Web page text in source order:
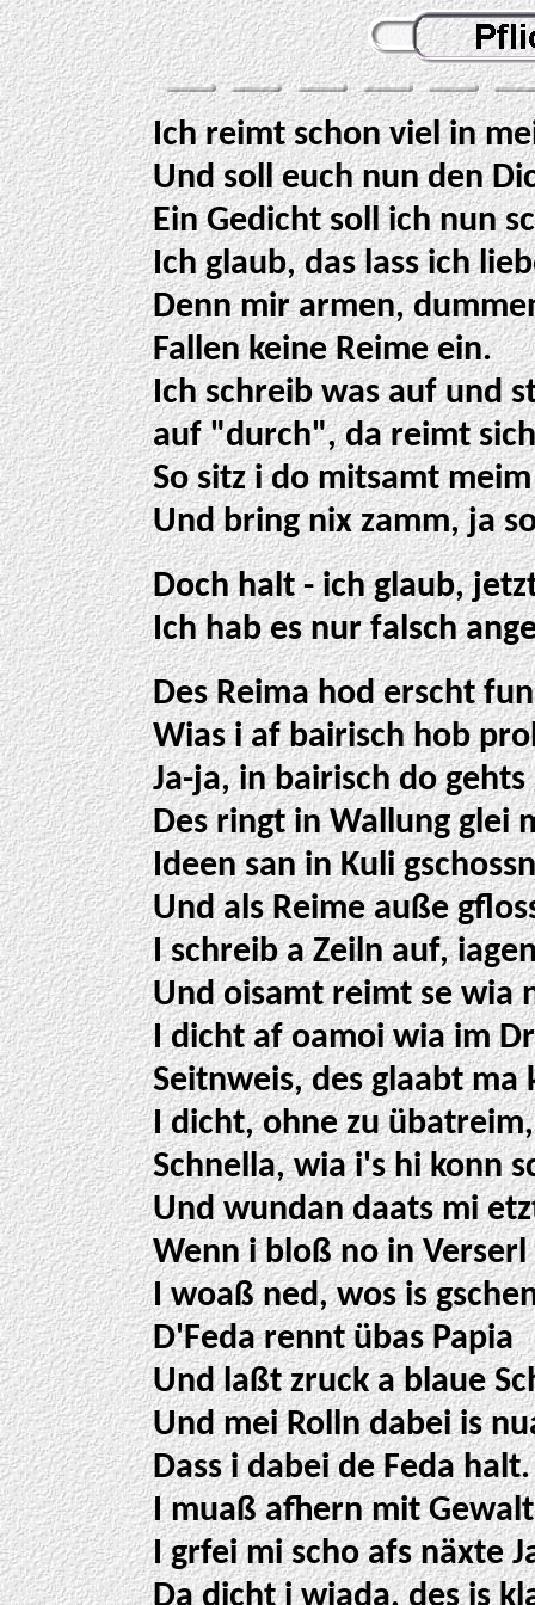
Ich reimt schon viel in
Und soll euch nun den
Ein Gedicht soll ich nun
Ich glaub, das lass ich
Denn mir armen,
Fallen keine Reime ein.
Ich schreib was auf und
auf "durch", da reimt
So sitz i do mitsamt
Und bring nix zamm, ja
Doch halt - ich glaub,
Ich hab es nur falsch
Des Reima hod erscht
Wias i af bairisch hob
Ja-ja, in bairisch do gehts
Des ringt in Wallung glei
Ideen san in Kuli gschossn
Und als Reime auße
I schreib a Zeiln auf,
Und oisamt reimt se wia
I dicht af oamoi wia im
Seitnweis, des glaabt ma
I dicht, ohne zu übatreim,
Schnella, wia i's hi konn
Und wundan daats mi
Wenn i bloß no in Verserl
I woaß ned, wos is
D'Feda rennt übas Papia
Und laßt zruck a blaue
Und mei Rolln dabei is
Dass i dabei de Feda halt.
I muaß afhern mit
I grfei mi scho afs näxte
Da dicht i wiada, des is